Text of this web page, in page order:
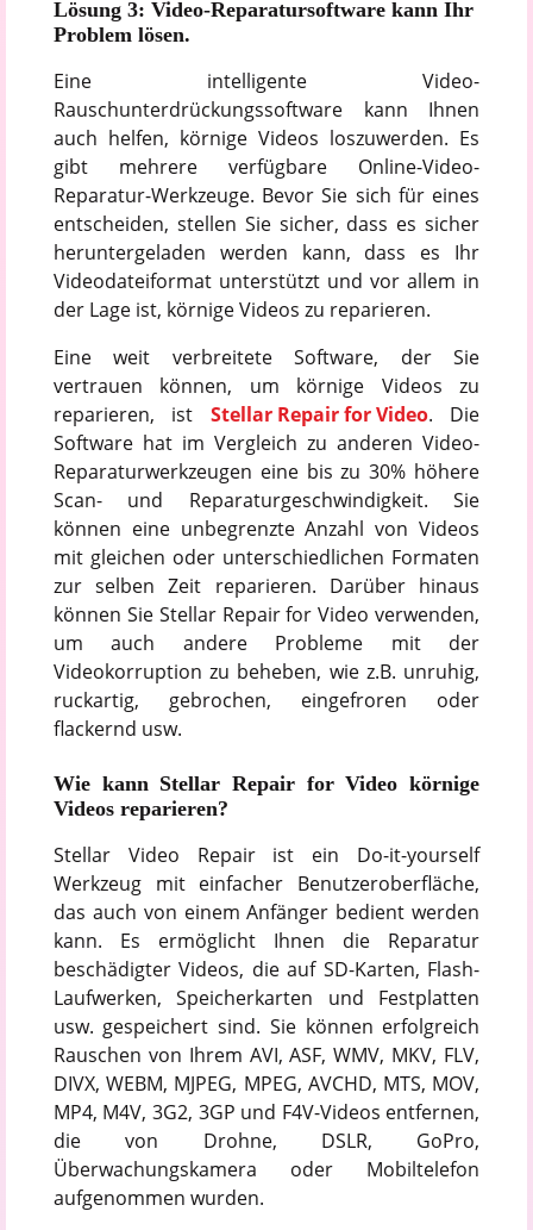
Lösung 3: Video-Reparatursoftware kann Ihr
Problem lösen.
Eine intelligente Video-
Rauschunterdrückungssoftware kann Ihnen
auch helfen, körnige Videos loszuwerden. Es
gibt mehrere verfügbare Online-Video-
Reparatur-Werkzeuge. Bevor Sie sich für eines
entscheiden, stellen Sie sicher, dass es sicher
heruntergeladen werden kann, dass es Ihr
Videodateiformat unterstützt und vor allem in
der Lage ist, körnige Videos zu reparieren.
Eine weit verbreitete Software, der Sie
vertrauen können, um körnige Videos zu
reparieren, ist Stellar Repair for Video. Die
Software hat im Vergleich zu anderen Video-
Reparaturwerkzeugen eine bis zu 30% höhere
Scan- und Reparaturgeschwindigkeit. Sie
können eine unbegrenzte Anzahl von Videos
mit gleichen oder unterschiedlichen Formaten
zur selben Zeit reparieren. Darüber hinaus
können Sie Stellar Repair for Video verwenden,
um auch andere Probleme mit der
Videokorruption zu beheben, wie z.B. unruhig,
ruckartig, gebrochen, eingefroren oder
flackernd usw.
Wie kann Stellar Repair for Video körnige
Videos reparieren?
Stellar Video Repair ist ein Do-it-yourself
Werkzeug mit einfacher Benutzeroberfläche,
das auch von einem Anfänger bedient werden
kann. Es ermöglicht Ihnen die Reparatur
beschädigter Videos, die auf SD-Karten, Flash-
Laufwerken, Speicherkarten und Festplatten
usw. gespeichert sind. Sie können erfolgreich
Rauschen von Ihrem AVI, ASF, WMV, MKV, FLV,
DIVX, WEBM, MJPEG, MPEG, AVCHD, MTS, MOV,
MP4, M4V, 3G2, 3GP und F4V-Videos entfernen,
die von Drohne, DSLR, GoPro,
Überwachungskamera oder Mobiltelefon
aufgenommen wurden.